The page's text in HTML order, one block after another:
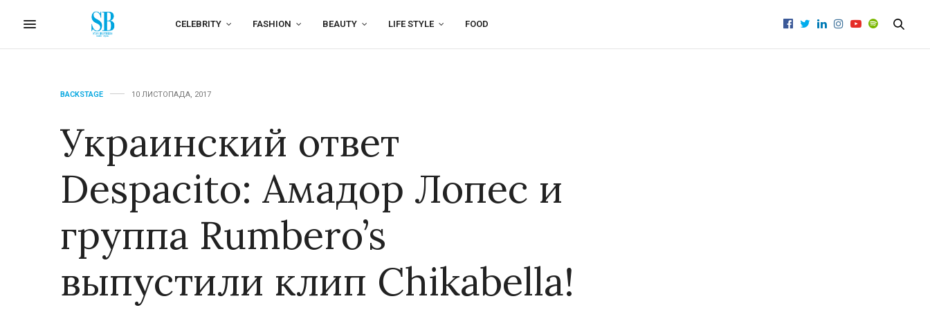
CELEBRITY FASHION BEAUTY LIFE STYLE FOOD
BACKSTAGE 10 ЛИСТОПАДА, 2017
Украинский ответ
Despacito: Амадор Лопес и
группа Rumbero’s
выпустили клип Chikabella!